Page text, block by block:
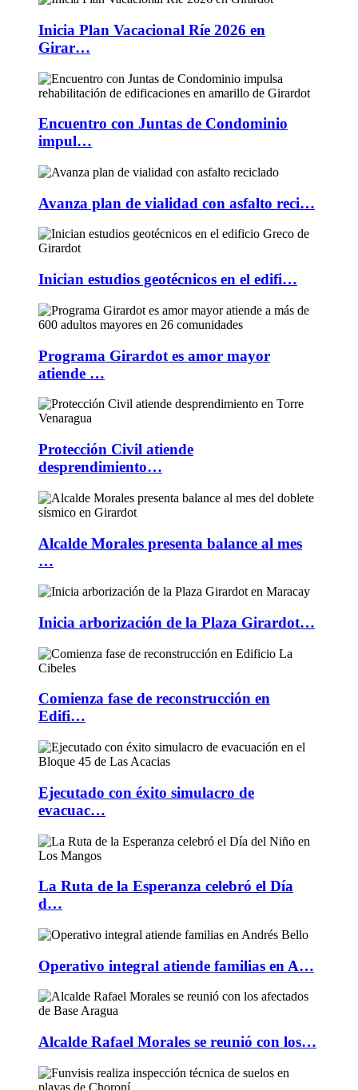
Inicia Plan Vacacional Ríe 2026 en
Girar…
Encuentro con Juntas de Condominio
impul…
Avanza plan de vialidad con asfalto reci…
Inician estudios geotécnicos en el edifi…
Programa Girardot es amor mayor
atiende …
Protección Civil atiende
desprendimiento…
Alcalde Morales presenta balance al mes
…
Inicia arborización de la Plaza Girardot…
Comienza fase de reconstrucción en
Edifi…
Ejecutado con éxito simulacro de
evacuac…
La Ruta de la Esperanza celebró el Día
d…
Operativo integral atiende familias en A…
Alcalde Rafael Morales se reunió con los…